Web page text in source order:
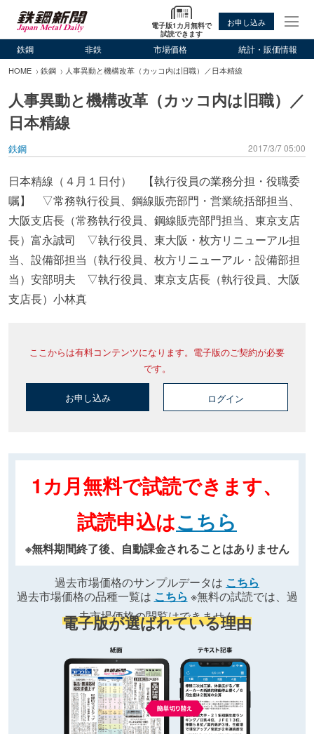
電子版1カ月無料で
試読できます
お申し込み
鉄鋼 非鉄 市場価格 統計・販価情報
HOME 鉄鋼 人事異動と機構改革（カッコ内は旧職）／日本精線
人事異動と機構改革（カッコ内は旧職）／
日本精線
鉄鋼 2017/3/7 05:00
日本精線（４月１日付） 【執行役員の業務分担・役職委
嘱】 ▽常務執行役員、鋼線販売部門・営業統括部担当、
大阪支店長（常務執行役員、鋼線販売部門担当、東京支店
長）富永誠司 ▽執行役員、東大阪・枚方リニューアル担
当、設備部担当（執行役員、枚方リニューアル・設備部担
当）安部明夫 ▽執行役員、東京支店長（執行役員、大阪
支店長）小林真
ここからは有料コンテンツになります。電子版のご契約が必要
です。
お申し込み ログイン
1カ月無料で試読できます、
試読申込はこちら
※無料期間終了後、自動課金されることはありません
過去市場価格のサンプルデータは こちら
過去市場価格の品種一覧は こちら ※無料の試読では、過
去市場価格の閲覧はできません
電子版が選ばれている理由